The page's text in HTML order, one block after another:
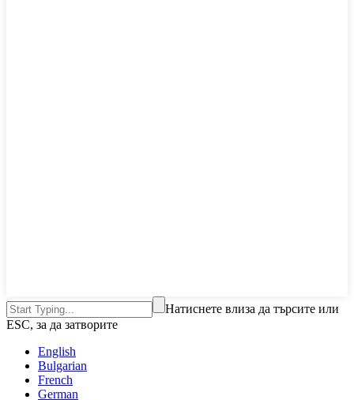
Натиснете влиза да търсите или
ESC, за да затворите
English
Bulgarian
French
German